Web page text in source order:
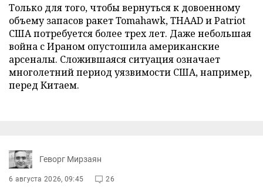
Только для того, чтобы вернуться к довоенному
объему запасов ракет Tomahawk, THAAD и Patriot
США потребуется более трех лет. Даже небольшая
война с Ираном опустошила американские
арсеналы. Сложившаяся ситуация означает
многолетний период уязвимости США, например,
перед Китаем.
Геворг Мирзаян
6 августа 2026, 09:45 26